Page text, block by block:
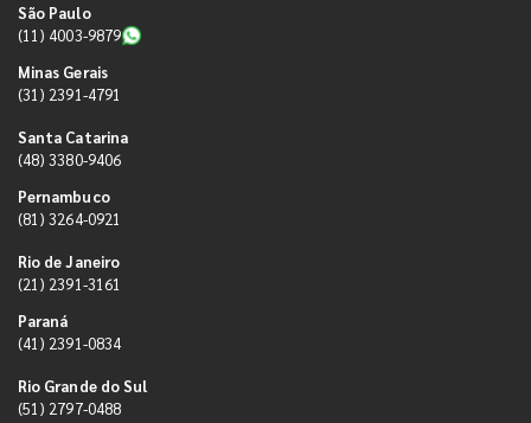
São Paulo
(11) 4003-9879
Minas Gerais
(31) 2391-4791
Santa Catarina
(48) 3380-9406
Pernambuco
(81) 3264-0921
Rio de Janeiro
(21) 2391-3161
Paraná
(41) 2391-0834
Rio Grande do Sul
(51) 2797-0488